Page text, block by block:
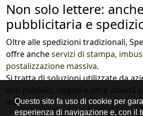
Non solo lettere:
pubblicitaria e
Oltre alle spedizioni tradizionali,
offre ancheservizi di stampa,
postalizzazione massiva.
Si tratta di soluzioni utilizzate da
enti pubblici, negozi e altre attività
inviare: